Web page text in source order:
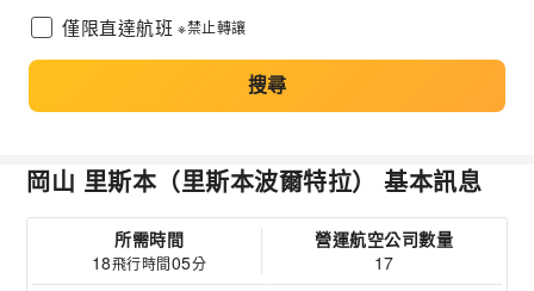
僅限直達航班 ※禁止轉讓
搜尋
岡山 里斯本（里斯本波爾特拉） 基本訊息
所需時間
18飛行時間05分
營運航空公司數量
17